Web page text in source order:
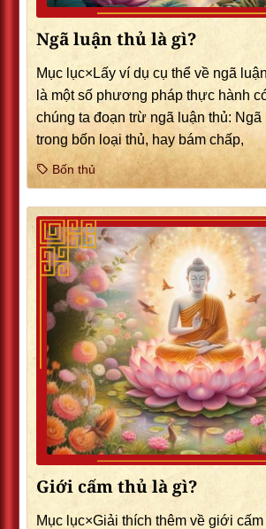
Ngã luận thủ là gì?
Mục lục×Lấy ví dụ cụ thể về ngã
là một số phương pháp thực hành
chúng ta đoạn trừ ngã luận thủ: Ngã
trong bốn loại thủ, hay bám chấp,
Bốn thủ
Giới cấm thủ là gì?
Mục lục×Giải thích thêm về giới